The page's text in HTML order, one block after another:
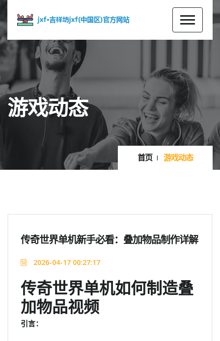
游戏动态
首页 游戏动态
传奇世界单机新手必看：叠加物品制作详解
2026-04-17 00:27:17
传奇世界单机如何制造叠
加物品视频
引言：